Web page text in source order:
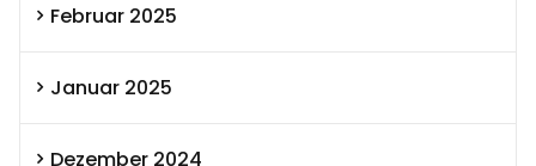
Februar 2025
Januar 2025
Dezember 2024